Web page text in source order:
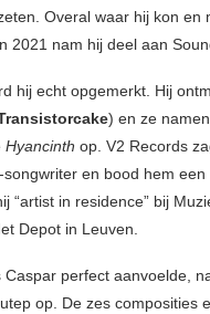
Overal waar hij kon en
2021 nam hij deel aan
hij echt opgemerkt. Hij
) en ze
Hyancinth op. V2 Records
en bood hem
“artist in residence” bij
Depot in Leuven.
Caspar perfect aanvoelde,
op. De zes composities